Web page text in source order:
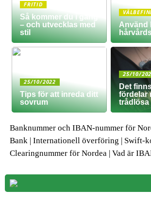
FRITID
Så kommer du i gång
– och utvecklas med
stil
Använd
25/10/2022
Tips för att inreda ditt
sovrum
25/10/
Det
fördelar
trådlösa
Banknummer och IBAN-nummer för
Bank | Internationell överföring | Swift-
Clearingnummer för Nordea | Vad är